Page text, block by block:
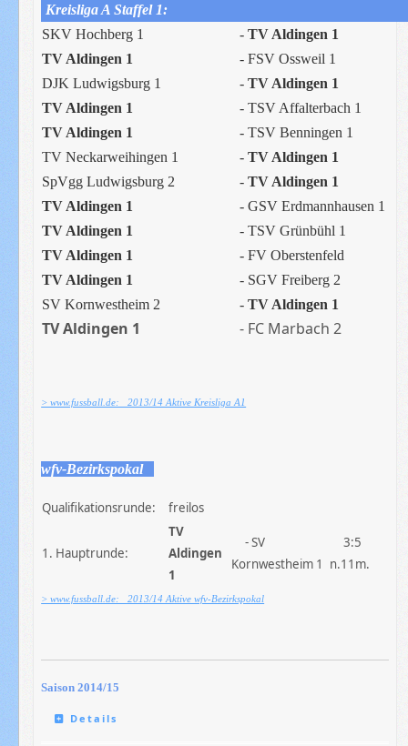
Kreisliga A Staffel 1:
SKV Hochberg 1
-TV Aldingen 1
TV Aldingen 1
- FSV Ossweil 1
DJK Ludwigsburg 1
-TV Aldingen 1
TV Aldingen 1
-TSV Affalterbach 1
TV Aldingen 1
- TSV Benningen 1
TV Neckarweihingen 1
-TV Aldingen 1
SpVgg Ludwigsburg 2
-TV Aldingen 1
TV Aldingen 1
- GSV Erdmannhausen 1
TV Aldingen 1
- TSV Grünbühl 1
TV Aldingen 1
- FV Oberstenfeld
TV Aldingen 1
- SGV Freiberg 2
SV Kornwestheim 2
-TV Aldingen 1
TV Aldingen 1 - FC Marbach 2
> www.fussball.de: 2013/14 Aktive Kreisliga A1
wfv-Bezirkspokal
Qualifikationsrunde: freilos
1. Hauptrunde:
TV
Aldingen
1
- SV
Kornwestheim 1
3:5
n.11m.
> www.fussball.de: 2013/14 Aktive wfv-Bezirkspokal
Saison 2014/15
Details